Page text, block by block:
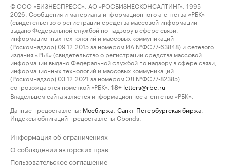
© ООО «БИЗНЕСПРЕСС», АО «РОСБИЗНЕСКОНСАЛТИНГ», 1995–
2026. Сообщения и материалы информационного агентства «РБК»
(свидетельство о регистрации средства массовой информации
выдано Федеральной службой по надзору в сфере связи,
информационных технологий и массовых коммуникаций
(Роскомнадзор) 09.12.2015 за номером ИА №ФС77-63848) и сетевого
издания «РБК» (свидетельство о регистрации средства массовой
информации выдано Федеральной службой по надзору в сфере связи,
информационных технологий и массовых коммуникаций
(Роскомнадзор) 03.12.2021 за номером ЭЛ №ФС77-82385)
сопровождаются пометкой «РБК».
18+ letters@rbc.ru
Владельцем сайта является информационное агентство «РБК».
Данные предоставлены: Мосбиржа Санкт-Петербургская биржа
Индексы облигаций предоставлены Cbonds.
Информация об ограничениях
О соблюдении авторских прав
Пользовательское соглашение